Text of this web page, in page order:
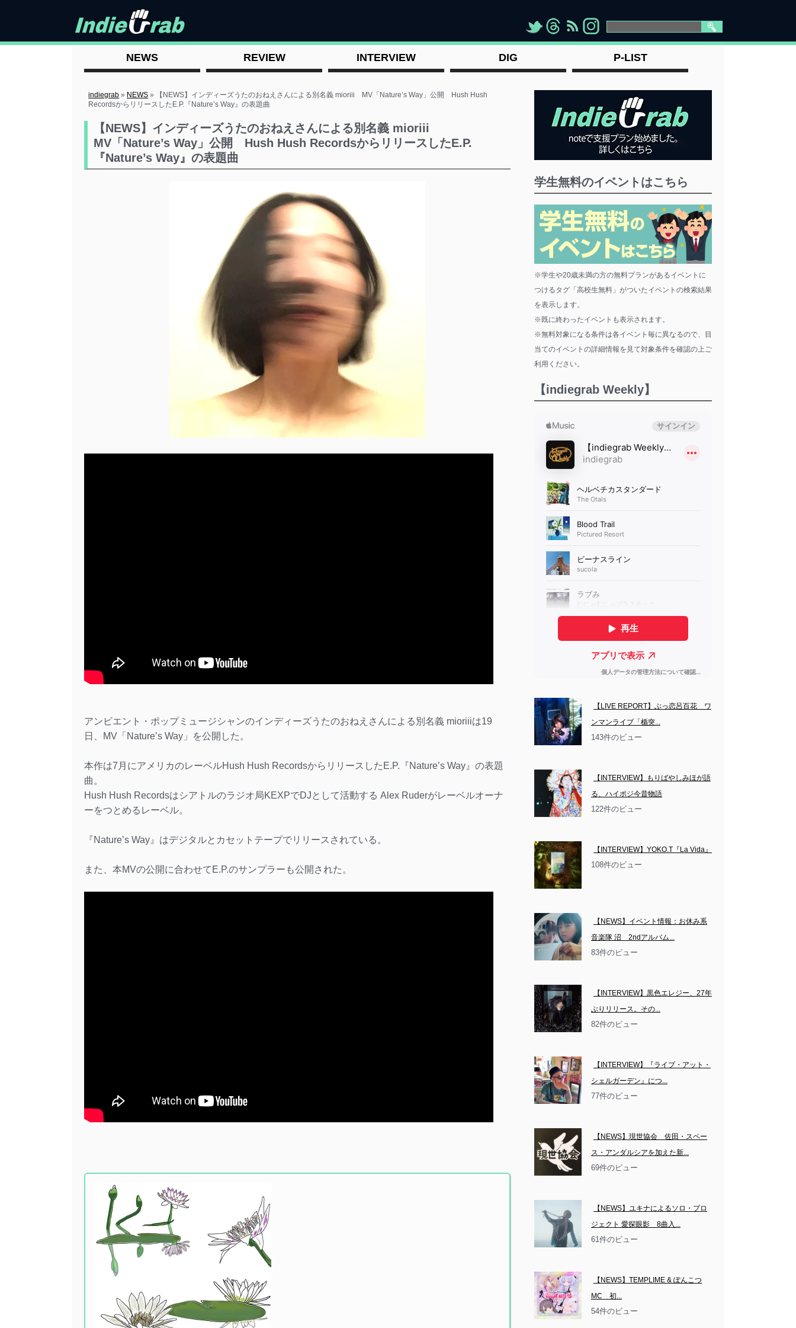
"> "> "> " >
NEWS REVIEW INTERVIEW DIG P-LIST
indiegrab » NEWS »
【NEWS】インディーズうたのおねえさんによる別名義 mioriii MV「Nature’s Way」公開 Hush Hush
RecordsからリリースしたE.P.『Nature’s Way』の表題曲
【NEWS】インディーズうたのおねえさんによる別名義 mioriii
MV「Nature’s Way」公開 Hush Hush RecordsからリリースしたE.P.
『Nature’s Way』の表題曲
アンビエント・ポップミュージシャンのインディーズうたのおねえさんによる別名義 mioriiiは19
日、MV「Nature’s Way」を公開した。
本作は7月にアメリカのレーベルHush Hush RecordsからリリースしたE.P.『Nature’s Way』の表題
曲。
Hush Hush Recordsはシアトルのラジオ局KEXPでDJとして活動する Alex Ruderがレーベルオーナ
ーをつとめるレーベル。
『Nature’s Way』はデジタルとカセットテープでリリースされている。
また、本MVの公開に合わせてE.P.のサンプラーも公開された。
学生無料のイベントはこちら
※学生や20歳未満の方の無料プランがあるイベントに
つけるタグ「高校生無料」がついたイベントの検索結果
を表示します。
※既に終わったイベントも表示されます。
※無料対象になる条件は各イベント毎に異なるので、目
当てのイベントの詳細情報を見て対象条件を確認の上ご
利用ください。
【indiegrab Weekly】
【LIVE REPORT】ぶっ恋呂百花　ワ
ンマンライブ「楯突...
143件のビュー
【INTERVIEW】もりばやしみほが語
る、ハイポジ今昔物語
122件のビュー
【INTERVIEW】YOKO.T『La Vida』
108件のビュー
【NEWS】イベント情報：お休み系
音楽隊 沼　2ndアルバム...
83件のビュー
【INTERVIEW】黒色エレジー、27年
ぶりリリース。その...
82件のビュー
【INTERVIEW】『ライブ・アット・
シェルガーデン』につ...
77件のビュー
【NEWS】現世協会　佐田・スペー
ス・アンダルシアを加えた新...
69件のビュー
【NEWS】ユキナによるソロ・プロ
ジェクト 愛探眼影　8曲入...
61件のビュー
【NEWS】TEMPLIME & ぽんこつ
MC　初...
54件のビュー